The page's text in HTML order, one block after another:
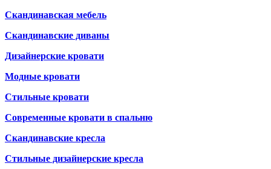
Скандинавская мебель
Скандинавские диваны
Дизайнерские кровати
Модные кровати
Стильные кровати
Современные кровати в спальню
Скандинавские кресла
Стильные дизайнерские кресла